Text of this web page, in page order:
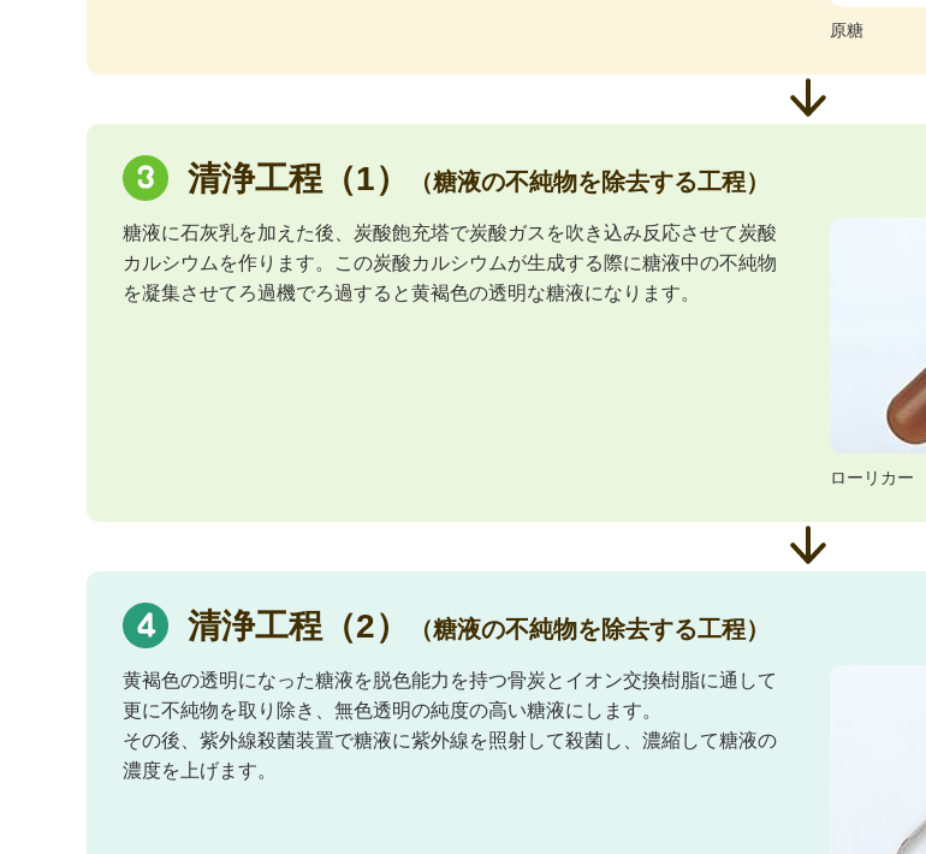
原糖
清浄工程（1） （糖液の不純物を除去する工程）
糖液に石灰乳を加えた後、炭酸飽充塔で炭酸ガスを吹き込み反応させて炭酸
カルシウムを作ります。この炭酸カルシウムが生成する際に糖液中の不純物
を凝集させてろ過機でろ過すると黄褐色の透明な糖液になります。
ローリカー
清浄工程（2） （糖液の不純物を除去する工程）
黄褐色の透明になった糖液を脱色能力を持つ骨炭とイオン交換樹脂に通して
更に不純物を取り除き、無色透明の純度の高い糖液にします。
その後、紫外線殺菌装置で糖液に紫外線を照射して殺菌し、濃縮して糖液の
濃度を上げます。